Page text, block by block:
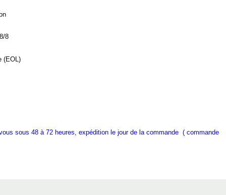
8
sous 48 à 72 heures, expédition le jour de la commande ( commande